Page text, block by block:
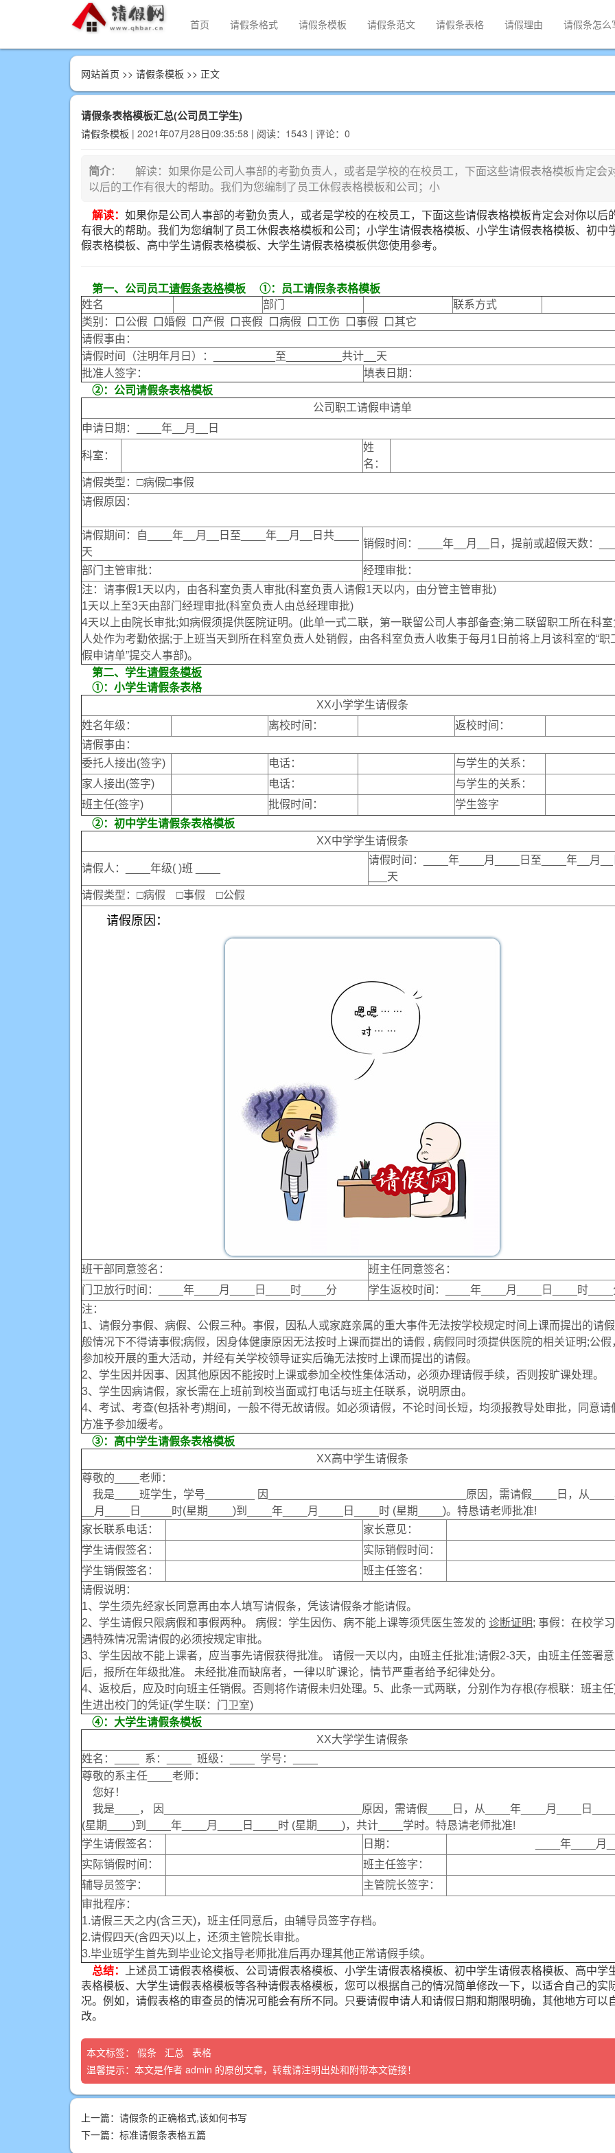
首页 请假条格式 请假条模板 请假条范文 请假条表格 请假理由 请假条怎么
网站首页 >> 请假条模板 >> 正文
请假条表格模板汇总(公司员工学生)
请假条模板 | 2021年07月28日09:35:58 | 阅读：1543 | 评论：0
简介： 解读：如果你是公司人事部的考勤负责人，或者是学校的在校员工，下面这些请假表格模板肯定会
以后的工作有很大的帮助。我们为您编制了员工休假表格模板和公司；小
解读： 如果你是公司人事部的考勤负责人，或者是学校的在校员工，下面这些请假表格模板肯定会对你以后
有很大的帮助。我们为您编制了员工休假表格模板和公司；小学生请假表格模板、小学生请假表格模板、初中
假表格模板、高中学生请假表格模板、大学生请假表格模板供您使用参考。
第一、公司员工请假条表格模板 ①：员工请假条表格模板
姓名 部门
联系方式
类别：口公假 口婚假 口产假 口丧假 口病假 口工伤 口事假 口其它
请假事由：
请假时间（注明年月日）：__________至_________共计__天
批准人签字：
填表日期：
②：公司请假条表格模板
公司职工请假申请单
申请日期：____年__月__日
科室：
姓
名：
请假类型：□病假□事假
请假原因：
请假期间：自____年__月__日至____年__月__日共____
天
销假时间：____年__月__日，提前或超假天数：
部门主管审批：
经理审批：
注：请事假1天以内，由各科室负责人审批(科室负责人请假1天以内，由分管主管审批)
1天以上至3天由部门经理审批(科室负责人由总经理审批)
4天以上由院长审批;如病假须提供医院证明。(此单一式二联，第一联留公司人事部备查;第二联留职工所在科室
人处作为考勤依据;于上班当天到所在科室负责人处销假，由各科室负责人收集于每月1日前将上月该科室的“职
假申请单”提交人事部)。
第二、学生请假条模板
①：小学生请假条表格
XX小学学生请假条
姓名年级：
离校时间：
返校时间：
请假事由：
委托人接出(签字)
电话：
与学生的关系：
家人接出(签字)
电话：
与学生的关系：
班主任(签字)
批假时间： 学生签字
②：初中学生请假条表格模板
XX中学学生请假条
请假人：____年级( )班 ____
请假时间：____年____月____日至____年__月__
___天
请假类型：□病假 □事假 □公假
请假原因：
班干部同意签名：
班主任同意签名：
门卫放行时间：____年____月____日____时____分
学生返校时间：____年____月____日____时____
注：
1、请假分事假、病假、公假三种。事假，因私人或家庭亲属的重大事件无法按学校规定时间上课而提出的请
般情况下不得请事假;病假，因身体健康原因无法按时上课而提出的请假 , 病假同时须提供医院的相关证明;公假
参加校开展的重大活动，并经有关学校领导证实后确无法按时上课而提出的请假。
2、学生因并因事、因其他原因不能按时上课或参加全校性集体活动，必须办理请假手续，否则按旷课处理。
3、学生因病请假，家长需在上班前到校当面或打电话与班主任联系，说明原由。
4、考试、考查(包括补考)期间，一般不得无故请假。如必须请假，不论时间长短，均须报教导处审批，同意请
方准予参加缓考。
③：高中学生请假条表格模板
XX高中学生请假条
尊敬的____老师：
我是____班学生，学号________ 因________________________________原因，需请假____日，从____
__月____日_____时(星期____)到____年____月____日____时 (星期____)。特恳请老师批准!
家长联系电话：
家长意见：
学生请假签名：
实际销假时间：
学生销假签名：
班主任签名：
请假说明：
1、学生须先经家长同意再由本人填写请假条，凭该请假条才能请假。
2、学生请假只限病假和事假两种。 病假：学生因伤、病不能上课等须凭医生签发的 诊断证明; 事假：在校学
遇特殊情况需请假的必须按规定审批。
3、学生因故不能上课者，应当事先请假获得批准。 请假一天以内，由班主任批准;请假2-3天，由班主任签署
后，报所在年级批准。 未经批准而缺席者，一律以旷课论，情节严重者给予纪律处分。
4、返校后，应及时向班主任销假。否则将作请假未归处理。5、此条一式两联，分别作为存根(存根联：班主
生进出校门的凭证(学生联：门卫室)
④：大学生请假条模板
XX大学学生请假条
姓名：____ 系：____ 班级：____ 学号：____
尊敬的系主任____老师：
您好！
我是____， 因________________________________原因，需请假____日，从____年____月____日
(星期____)到____年____月____日____时 (星期____)，共计____学时。特恳请老师批准!
学生请假签名：
日期：
____年____月
实际销假时间：
班主任签字：
辅导员签字：
主管院长签字：
审批程序：
1.请假三天之内(含三天)，班主任同意后，由辅导员签字存档。
2.请假四天(含四天)以上，还须主管院长审批。
3.毕业班学生首先到毕业论文指导老师批准后再办理其他正常请假手续。
总结： 上述员工请假表格模板、公司请假表格模板、小学生请假表格模板、初中学生请假表格模板、高中学
表格模板、大学生请假表格模板等各种请假表格模板，您可以根据自己的情况简单修改一下，以适合自己的实
况。例如，请假表格的审查员的情况可能会有所不同。只要请假申请人和请假日期和期限明确，其他地方可以
改。
本文标签： 假条 汇总
表格
温馨提示：本文是作者 admin 的原创文章，转载请注明出处和附带本文链接！
上一篇： 请假条的正确格式,该如何书写
下一篇： 标准请假条表格五篇